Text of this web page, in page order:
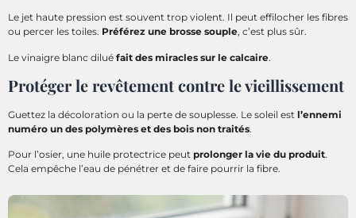
Le jet haute pression est souvent trop violent. Il peut effilocher les fibres
ou percer les toiles. Préférez une brosse souple, c’est plus sûr.
Le vinaigre blanc dilué fait des miracles sur le calcaire.
Protéger le revêtement contre le vieillissement
Guettez la décoloration ou la perte de souplesse. Le soleil est l’ennemi
numéro un des polymères et des bois non traités.
Pour l’osier, une huile protectrice peut prolonger la vie du produit.
Cela empêche l’eau de pénétrer et de faire pourrir la fibre.